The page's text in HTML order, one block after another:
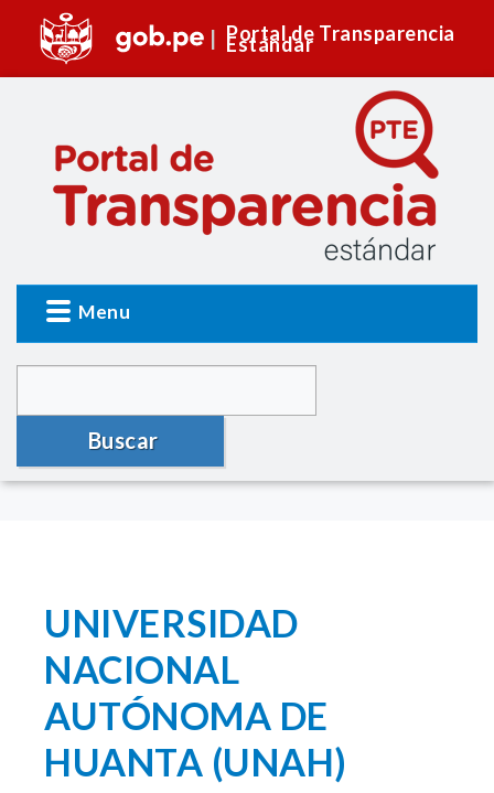
Portal de Transparencia
Estándar
Menu
Buscar
UNIVERSIDAD
NACIONAL
AUTÓNOMA DE
HUANTA (UNAH)